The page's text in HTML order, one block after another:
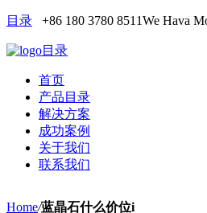
目录 +86 180 3780 8511We Hava
目录
首页
产品目录
解决方案
成功案例
关于我们
联系我们
Home/蓝晶石什么价位i